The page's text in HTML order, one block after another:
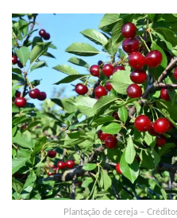
Plantação de cereja –